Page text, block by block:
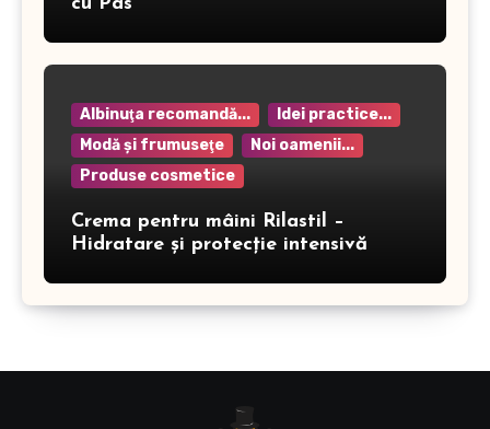
cu Pas
Albinuţa recomandă...
Idei practice...
Modă şi frumuseţe
Noi oamenii...
Produse cosmetice
Crema pentru mâini Rilastil –
Hidratare și protecție intensivă